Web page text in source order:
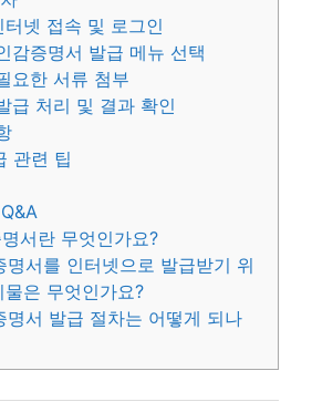
터넷 접속 및 로그인
감증명서 발급 메뉴 선택
요한 서류 첨부
급 처리 및 결과 확인
관련 팁
서란 무엇인가요?
명서를 인터넷으로 발급받기 위
은 무엇인가요?
명서 발급 절차는 어떻게 되나